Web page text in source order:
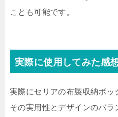
ことも可能です。
実際に使用してみた感
実際にセリアの布製収納ボッ
その実用性とデザインのバラ